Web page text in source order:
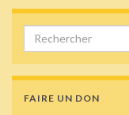
Search for:
FAIRE UN DON